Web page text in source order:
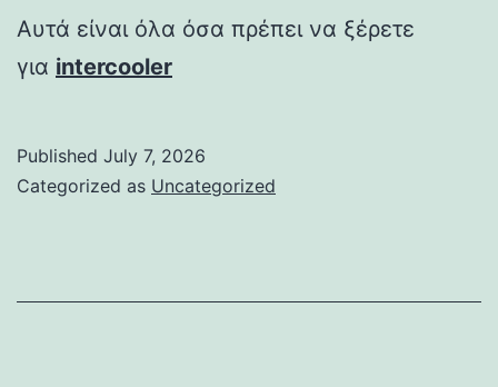
Αυτά είναι όλα όσα πρέπει να ξέρετε
για intercooler
Published July 7, 2026
Categorized as Uncategorized